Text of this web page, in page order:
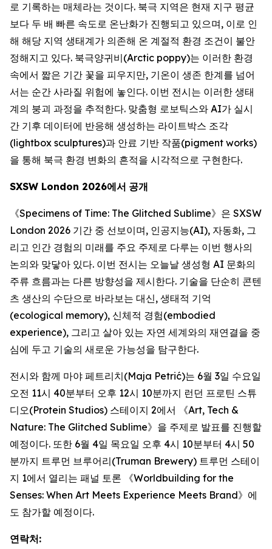
로 기록하는 매체라는 것이다. 북극 지역은 현재 지구 평균
보다 두 배 빠른 속도로 온난화가 진행되고 있으며, 이로 인
해 해당 지역 생태계가 의존해 온 계절적 환경 조건이 불안
정해지고 있다. 북극양귀비(Arctic poppy)는 이러한 환경
속에서 짧은 기간 꽃을 피우지만, 기온이 생존 한계를 넘어
서는 순간 사라질 위험에 놓인다. 이번 전시는 이러한 생태
계의 붕괴 과정을 추적한다. 맞춤형 로보틱스와 AI가 실시
간 기후 데이터에 반응해 생성하는 라이트박스 조각
(lightbox sculptures)과 안료 기반 작품(pigment works)
을 통해 북극 환경 변화의 흔적을 시각적으로 구현한다.
SXSW London 2026에서 공개
《Specimens of Time: The Glitched Sublime》은 SXSW
London 2026 기간 중 선보이며, 인공지능(AI), 자동화, 그
리고 인간 경험의 미래를 주요 주제로 다루는 이번 행사의
논의와 맞닿아 있다. 이번 전시는 오늘날 생성형 AI 문화의
주류 흐름과는 다른 방향성을 제시한다. 기술을 단순히 콘텐
츠 생산의 수단으로 바라보는 대신, 생태적 기억
(ecological memory), 신체적 경험(embodied
experience), 그리고 살아 있는 자연 세계와의 재연결을 중
심에 두고 기술의 새로운 가능성을 탐구한다.
전시와 함께 마야 페트리치(Maja Petrić)는 6월 3일 수요일
오전 11시 40분부터 오후 12시 10분까지 런던 프로틴 스튜
디오(Protein Studios) 스테이지 2에서 《Art, Tech &
Nature: The Glitched Sublime》을 주제로 발표를 진행할
예정이다. 또한 6월 4일 목요일 오후 4시 10분부터 4시 50
분까지 트루먼 브루어리(Truman Brewery) 트루먼 스테이
지 1에서 열리는 패널 토론 《Worldbuilding for the
Senses: When Art Meets Experience Meets Brand》에
도 참가할 예정이다.
연락처: